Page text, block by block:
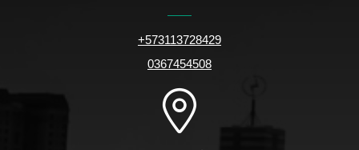
+573113728429
0367454508